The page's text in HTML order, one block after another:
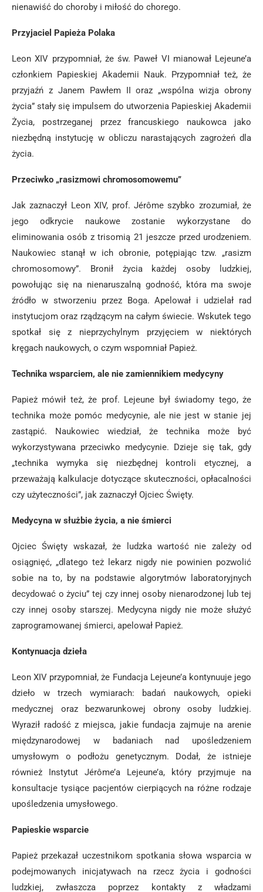
nienawiść do choroby i miłość do chorego.
Przyjaciel Papieża Polaka
Leon XIV przypomniał, że św. Paweł VI mianował Lejeune’a
członkiem Papieskiej Akademii Nauk. Przypomniał też, że
przyjaźń z Janem Pawłem II oraz „wspólna wizja obrony
życia” stały się impulsem do utworzenia Papieskiej Akademii
Życia, postrzeganej przez francuskiego naukowca jako
niezbędną instytucję w obliczu narastających zagrożeń dla
życia.
Przeciwko „rasizmowi chromosomowemu”
Jak zaznaczył Leon XIV, prof. Jérôme szybko zrozumiał, że
jego odkrycie naukowe zostanie wykorzystane do
eliminowania osób z trisomią 21 jeszcze przed urodzeniem.
Naukowiec stanął w ich obronie, potępiając tzw. „rasizm
chromosomowy”. Bronił życia każdej osoby ludzkiej,
powołując się na nienaruszalną godność, która ma swoje
źródło w stworzeniu przez Boga. Apelował i udzielał rad
instytucjom oraz rządzącym na całym świecie. Wskutek tego
spotkał się z nieprzychylnym przyjęciem w niektórych
kręgach naukowych, o czym wspomniał Papież.
Technika wsparciem, ale nie zamiennikiem medycyny
Papież mówił też, że prof. Lejeune był świadomy tego, że
technika może pomóc medycynie, ale nie jest w stanie jej
zastąpić. Naukowiec wiedział, że technika może być
wykorzystywana przeciwko medycynie. Dzieje się tak, gdy
„technika wymyka się niezbędnej kontroli etycznej, a
przeważają kalkulacje dotyczące skuteczności, opłacalności
czy użyteczności”, jak zaznaczył Ojciec Święty.
Medycyna w służbie życia, a nie śmierci
Ojciec Święty wskazał, że ludzka wartość nie zależy od
osiągnięć, „dlatego też lekarz nigdy nie powinien pozwolić
sobie na to, by na podstawie algorytmów laboratoryjnych
decydować o życiu” tej czy innej osoby nienarodzonej lub tej
czy innej osoby starszej. Medycyna nigdy nie może służyć
zaprogramowanej śmierci, apelował Papież.
Kontynuacja dzieła
Leon XIV przypomniał, że Fundacja Lejeune’a kontynuuje jego
dzieło w trzech wymiarach: badań naukowych, opieki
medycznej oraz bezwarunkowej obrony osoby ludzkiej.
Wyraził radość z miejsca, jakie fundacja zajmuje na arenie
międzynarodowej w badaniach nad upośledzeniem
umysłowym o podłożu genetycznym. Dodał, że istnieje
również Instytut Jérôme’a Lejeune’a, który przyjmuje na
konsultacje tysiące pacjentów cierpiących na różne rodzaje
upośledzenia umysłowego.
Papieskie wsparcie
Papież przekazał uczestnikom spotkania słowa wsparcia w
podejmowanych inicjatywach na rzecz życia i godności
ludzkiej, zwłaszcza poprzez kontakty z władzami